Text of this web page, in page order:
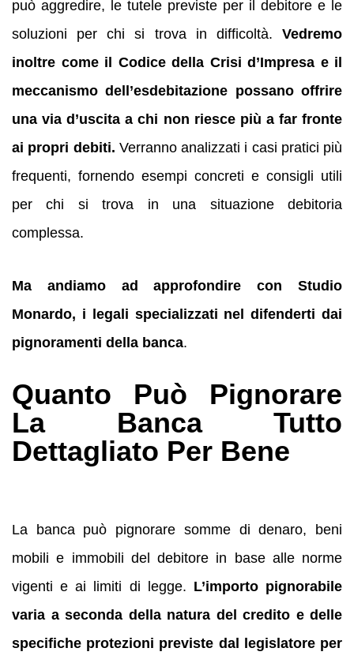
può aggredire, le tutele previste per il debitore e le
soluzioni per chi si trova in difficoltà. Vedremo
inoltre come il Codice della Crisi d’Impresa e il
meccanismo dell’esdebitazione possano offrire
una via d’uscita a chi non riesce più a far fronte
ai propri debiti. Verranno analizzati i casi pratici più
frequenti, fornendo esempi concreti e consigli utili
per chi si trova in una situazione debitoria
complessa.
Ma andiamo ad approfondire con Studio
Monardo, i legali specializzati nel difenderti dai
pignoramenti della banca.
Quanto Può Pignorare
La Banca Tutto
Dettagliato Per Bene
La banca può pignorare somme di denaro, beni
mobili e immobili del debitore in base alle norme
vigenti e ai limiti di legge. L’importo pignorabile
varia a seconda della natura del credito e delle
specifiche protezioni previste dal legislatore per